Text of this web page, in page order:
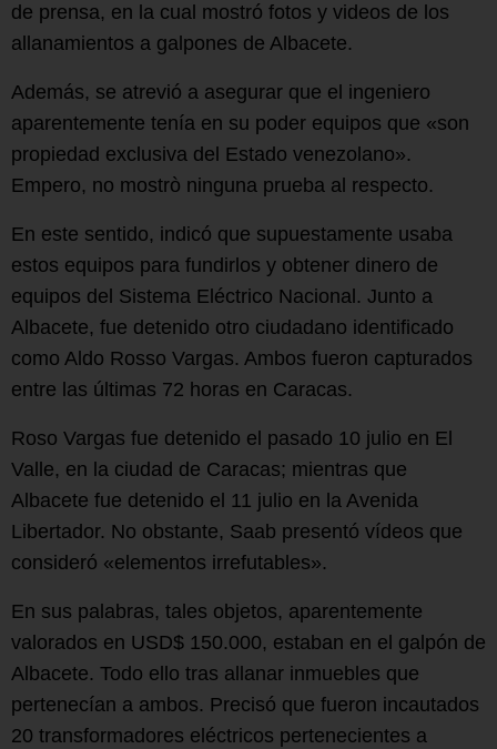
de prensa, en la cual mostró fotos y videos de los
allanamientos a galpones de Albacete.
Además, se atrevió a asegurar que el ingeniero
aparentemente tenía en su poder equipos que «son
propiedad exclusiva del Estado venezolano».
Empero, no mostrò ninguna prueba al respecto.
En este sentido, indicó que supuestamente usaba
estos equipos para fundirlos y obtener dinero de
equipos del Sistema Eléctrico Nacional. Junto a
Albacete, fue detenido otro ciudadano identificado
como Aldo Rosso Vargas. Ambos fueron capturados
entre las últimas 72 horas en Caracas.
Roso Vargas fue detenido el pasado 10 julio en El
Valle, en la ciudad de Caracas; mientras que
Albacete fue detenido el 11 julio en la Avenida
Libertador. No obstante, Saab presentó vídeos que
consideró «elementos irrefutables».
En sus palabras, tales objetos, aparentemente
valorados en USD$ 150.000, estaban en el galpón de
Albacete. Todo ello tras allanar inmuebles que
pertenecían a ambos. Precisó que fueron incautados
20 transformadores eléctricos pertenecientes a